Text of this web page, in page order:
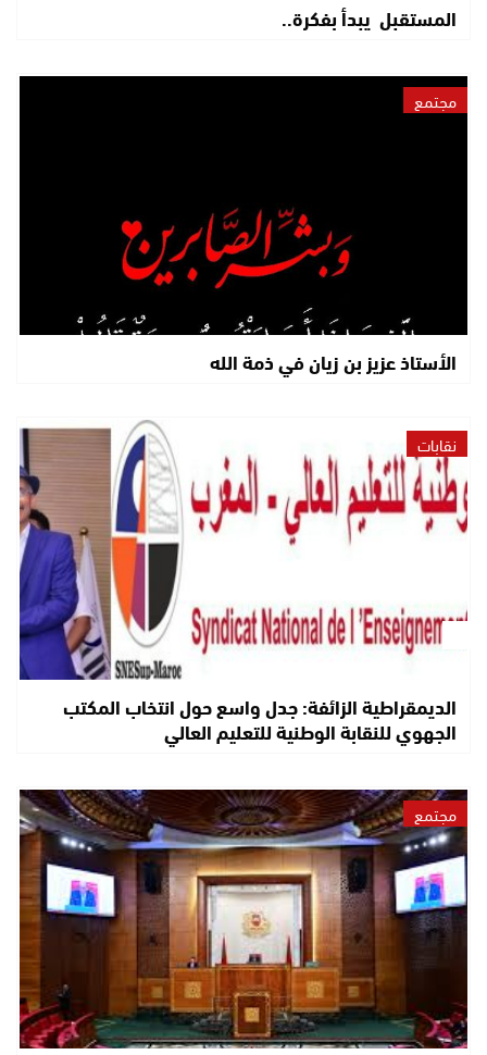
المستقبل يبدأ بفكرة..
مجتمع
الأستاذ عزيز بن زيان في ذمة الله
نقابات
الديمقراطية الزائفة: جدل واسع حول انتخاب المكتب
الجهوي للنقابة الوطنية للتعليم العالي
مجتمع